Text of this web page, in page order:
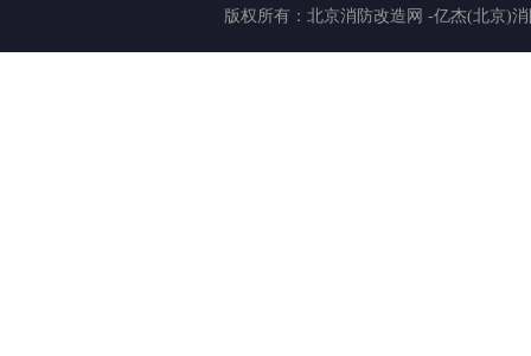
版权所有： 北京消防改造网 -亿杰(北京)